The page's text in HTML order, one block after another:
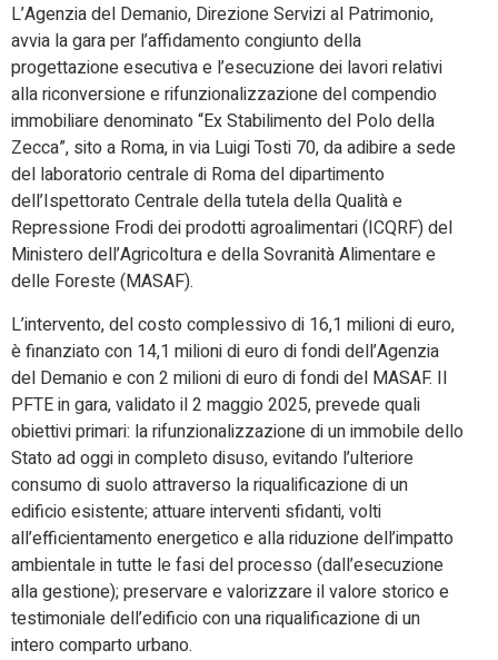
L’Agenzia del Demanio, Direzione Servizi al Patrimonio,
avvia la gara per l’affidamento congiunto della
progettazione esecutiva e l’esecuzione dei lavori relativi
alla riconversione e rifunzionalizzazione del compendio
immobiliare denominato “Ex Stabilimento del Polo della
Zecca”, sito a Roma, in via Luigi Tosti 70, da adibire a sede
del laboratorio centrale di Roma del dipartimento
dell’Ispettorato Centrale della tutela della Qualità e
Repressione Frodi dei prodotti agroalimentari (ICQRF) del
Ministero dell’Agricoltura e della Sovranità Alimentare e
delle Foreste (MASAF).
L’intervento, del costo complessivo di 16,1 milioni di euro,
è finanziato con 14,1 milioni di euro di fondi dell’Agenzia
del Demanio e con 2 milioni di euro di fondi del MASAF. Il
PFTE in gara, validato il 2 maggio 2025, prevede quali
obiettivi primari: la rifunzionalizzazione di un immobile dello
Stato ad oggi in completo disuso, evitando l’ulteriore
consumo di suolo attraverso la riqualificazione di un
edificio esistente; attuare interventi sfidanti, volti
all’efficientamento energetico e alla riduzione dell’impatto
ambientale in tutte le fasi del processo (dall’esecuzione
alla gestione); preservare e valorizzare il valore storico e
testimoniale dell’edificio con una riqualificazione di un
intero comparto urbano.